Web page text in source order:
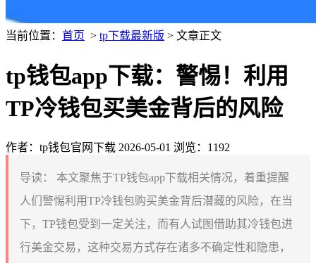
当前位置： 首页 > tp下载最新版 > 文章正文
tp钱包app下载：警惕！利用
TP冷钱包买美金背后的风险
作者：tp钱包官网下载 2026-05-01 浏览：1192
导读：
本文聚焦于TP钱包app下载相关情况，着重提醒
人们警惕利用TP冷钱包购买美金背后潜藏的风险，在当
下，TP钱包受到一定关注，而有人试图借助其冷钱包进
行美金交易，这种交易方式存在诸多不确定性和隐患，